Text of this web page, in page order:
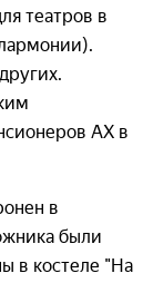
театров в
АХ в
в
были
в костеле "На